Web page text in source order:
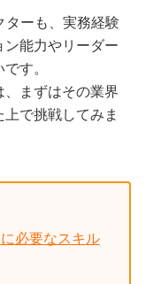
ターも、実務経験
能力やリーダー
す。
、まずはその業界
で挑戦してみま
必要なスキル